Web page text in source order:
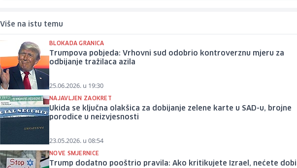
Više na istu temu
BLOKADA GRANICA
Trumpova pobjeda: Vrhovni sud odobrio kontroverznu mjeru za
odbijanje tražilaca azila
25.06.2026. u 19:30
NAJAVLJEN ZAOKRET
Ukida se ključna olakšica za dobijanje zelene karte u SAD-u, brojne
porodice u neizvjesnosti
23.05.2026. u 08:54
NOVE SMJERNICE
Trump dodatno pooštrio pravila: Ako kritikujete Izrael, nećete